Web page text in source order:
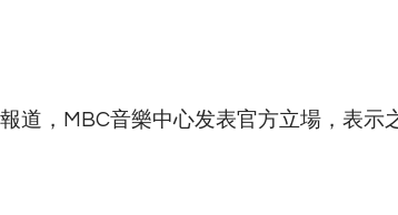
道，MBC音樂中心发表官方立場，表示